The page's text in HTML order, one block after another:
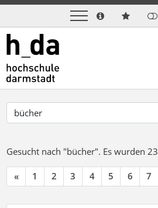
Gesucht nach "bücher". Es wurden
« 1 2 3 4 5 6 7